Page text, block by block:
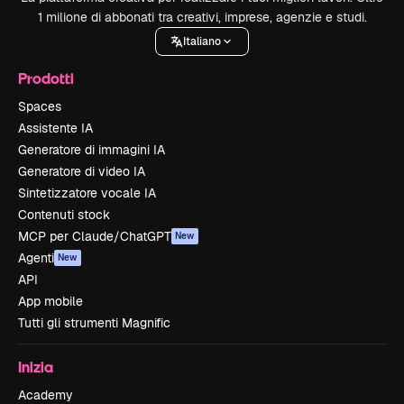
1 milione di abbonati tra creativi, imprese, agenzie e studi.
Italiano
Prodotti
Spaces
Assistente IA
Generatore di immagini IA
Generatore di video IA
Sintetizzatore vocale IA
Contenuti stock
MCP per Claude/ChatGPT New
Agenti New
API
App mobile
Tutti gli strumenti Magnific
Inizia
Academy